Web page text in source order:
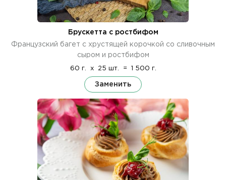
Брускетта с ростбифом
Французский багет с хрустящей корочкой со сливочным
сыром и ростбифом
60 г. x 25 шт. = 1 500 г.
Заменить